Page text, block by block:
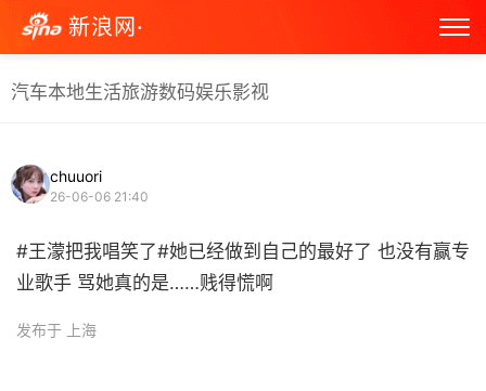
新浪网·
汽车本地生活旅游数码娱乐影视
chuuori
26-06-06 21:40
#王濛把我唱笑了#她已经做到自己的最好了 也没有赢专
业歌手 骂她真的是……贱得慌啊 ​
发布于 上海